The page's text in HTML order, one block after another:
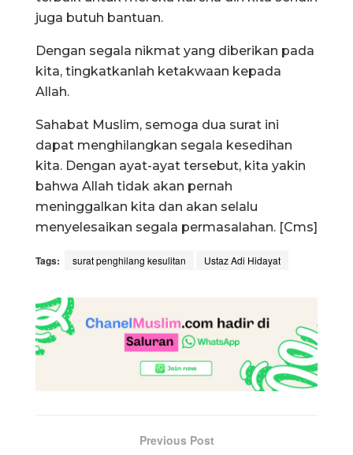
juga butuh bantuan.
Dengan segala nikmat yang diberikan pada
kita, tingkatkanlah ketakwaan kepada
Allah.
Sahabat Muslim, semoga dua surat ini
dapat menghilangkan segala kesedihan
kita. Dengan ayat-ayat tersebut, kita yakin
bahwa Allah tidak akan pernah
meninggalkan kita dan akan selalu
menyelesaikan segala permasalahan. [Cms]
Tags: surat penghilang kesulitan Ustaz Adi Hidayat
Previous Post